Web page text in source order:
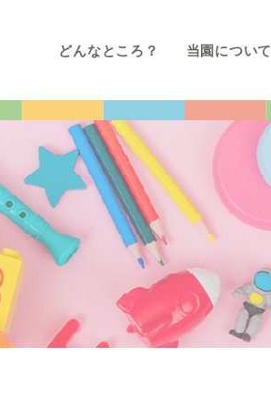
どんなところ？ 当園について